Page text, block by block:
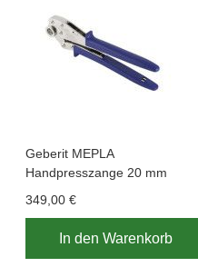
Geberit MEPLA
Handpresszange 20 mm
349,00 €
In den Warenkorb